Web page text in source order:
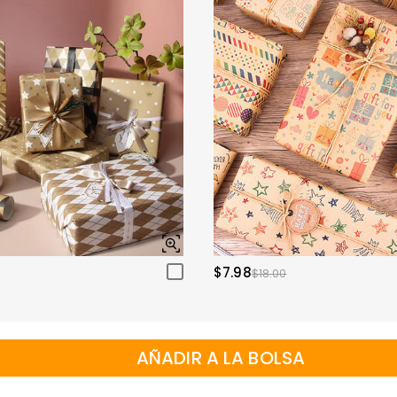
$7.98$18.00
AÑADIR A LA BOLSA